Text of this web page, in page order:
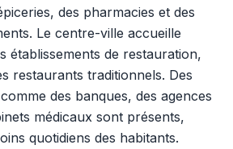
des pharmacies et des
Le centre-ville accueille
établissements de restauration,
restaurants traditionnels. Des
des banques, des agences
médicaux sont présents,
quotidiens des habitants.